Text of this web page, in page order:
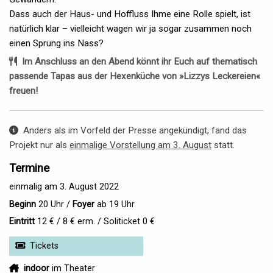
Dass auch der Haus- und Hoffluss Ihme eine Rolle spielt, ist
natürlich klar – vielleicht wagen wir ja sogar zusammen noch
einen Sprung ins Nass?
Im Anschluss an den Abend könnt ihr Euch auf thematisch
passende Tapas aus der Hexenküche von »Lizzys Leckereien«
freuen!
Anders als im Vorfeld der Presse angekündigt, fand das
Projekt nur als einmalige Vorstellung am 3. August statt.
Termine
einmalig am 3. August 2022
Beginn 20 Uhr / Foyer ab 19 Uhr
Eintritt 12 € / 8 € erm. / Soliticket 0 €
Tickets
indoor
indoor im Theater